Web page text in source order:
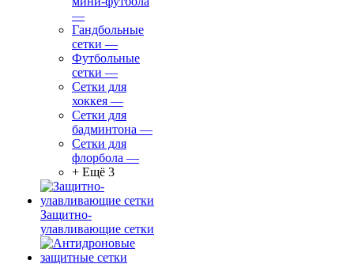
—
Гандбольные
сетки —
Футбольные
сетки —
Сетки для
хоккея —
Сетки для
бадминтона —
Сетки для
флорбола —
+ Ещё 3
Защитно-
улавливающие сетки